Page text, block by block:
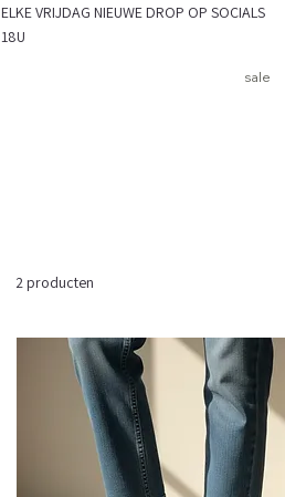
ELKE VRIJDAG NIEUWE DROP OP
18U
sale
2 producten